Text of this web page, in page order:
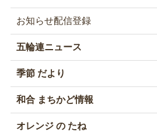
お知らせ配信登録
五輪連ニュース
季節 だより
和合 まちかど情報
オレンジ の たね